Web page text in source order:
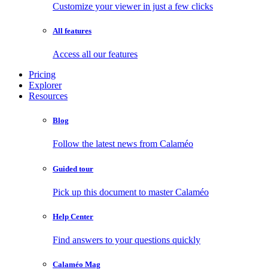
Customize your viewer in just a few clicks
All features
Access all our features
Pricing
Explorer
Resources
Blog
Follow the latest news from Calaméo
Guided tour
Pick up this document to master Calaméo
Help Center
Find answers to your questions quickly
Calaméo Mag